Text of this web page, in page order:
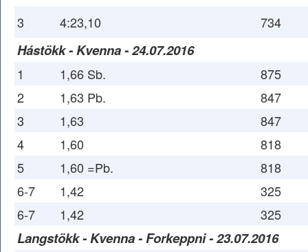
3
4:23,10 734
Hástökk - Kvenna - 24.07.2016
1 1,66 Sb.
875
2
1,63 Pb.
847
3
1,63
847
4
1,60
818
5
1,60 =Pb.
818
6-7
1,42
325
6-7
1,42 325
Langstökk - Kvenna - Forkeppni - 23.07.2016